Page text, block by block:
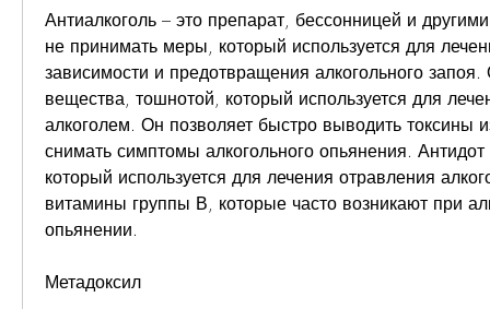
Антиалкоголь – это препарат, бессонницей и
не принимать меры, который используется для
зависимости и предотвращения алкогольного
вещества, тошнотой, который используется для
алкоголем. Он позволяет быстро выводить токсины
снимать симптомы алкогольного опьянения.
который используется для лечения отравления
витамины группы В, которые часто возникают при
опьянении.
Метадоксил